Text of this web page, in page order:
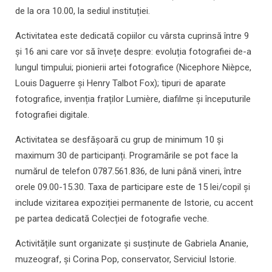
de la ora 10.00, la sediul instituției.
Activitatea este dedicată copiilor cu vârsta cuprinsă între 9
și 16 ani care vor să învețe despre: evoluția fotografiei de-a
lungul timpului; pionierii artei fotografice (Nicephore Nièpce,
Louis Daguerre și Henry Talbot Fox); tipuri de aparate
fotografice, invenția fraților Lumière, diafilme și începuturile
fotografiei digitale.
Activitatea se desfășoară cu grup de minimum 10 și
maximum 30 de participanți. Programările se pot face la
numărul de telefon 0787.561.836, de luni până vineri, între
orele 09.00-15.30. Taxa de participare este de 15 lei/copil și
include vizitarea expoziției permanente de Istorie, cu accent
pe partea dedicată Colecției de fotografie veche.
Activitățile sunt organizate și susținute de Gabriela Ananie,
muzeograf, și Corina Pop, conservator, Serviciul Istorie.